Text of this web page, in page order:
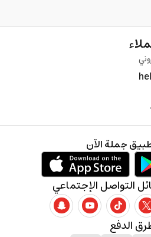
الدفع
التواصل الإجتماعي
جملة الآن